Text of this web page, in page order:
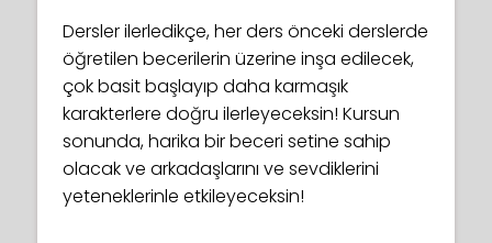
Dersler ilerledikçe, her ders önceki derslerde
öğretilen becerilerin üzerine inşa edilecek,
çok basit başlayıp daha karmaşık
karakterlere doğru ilerleyeceksin! Kursun
sonunda, harika bir beceri setine sahip
olacak ve arkadaşlarını ve sevdiklerini
yeteneklerinle etkileyeceksin!